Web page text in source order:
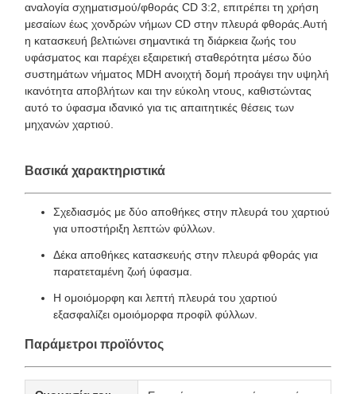
αναλογία σχηματισμού/φθοράς CD 3:2, επιτρέπει τη χρήση
μεσαίων έως χονδρών νήμων CD στην πλευρά φθοράς.Αυτή
η κατασκευή βελτιώνει σημαντικά τη διάρκεια ζωής του
υφάσματος και παρέχει εξαιρετική σταθερότητα μέσω δύο
συστημάτων νήματος MDΗ ανοιχτή δομή προάγει την υψηλή
ικανότητα αποβλήτων και την εύκολη ντους, καθιστώντας
αυτό το ύφασμα ιδανικό για τις απαιτητικές θέσεις των
μηχανών χαρτιού.
Βασικά χαρακτηριστικά
Σχεδιασμός με δύο αποθήκες στην πλευρά του χαρτιού
για υποστήριξη λεπτών φύλλων.
Δέκα αποθήκες κατασκευής στην πλευρά φθοράς για
παρατεταμένη ζωή ύφασμα.
Η ομοιόμορφη και λεπτή πλευρά του χαρτιού
εξασφαλίζει ομοιόμορφα προφίλ φύλλων.
Παράμετροι προϊόντος